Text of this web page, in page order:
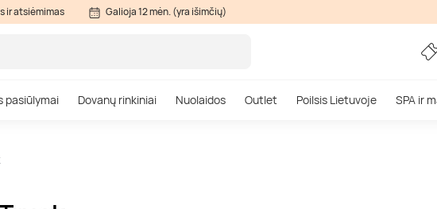
ir atsiėmimas Galioja 12 mėn. (yra išimčių)
pasiūlymai Dovanų rinkiniai Nuolaidos Outlet Poilsis Lietuvoje SPA ir